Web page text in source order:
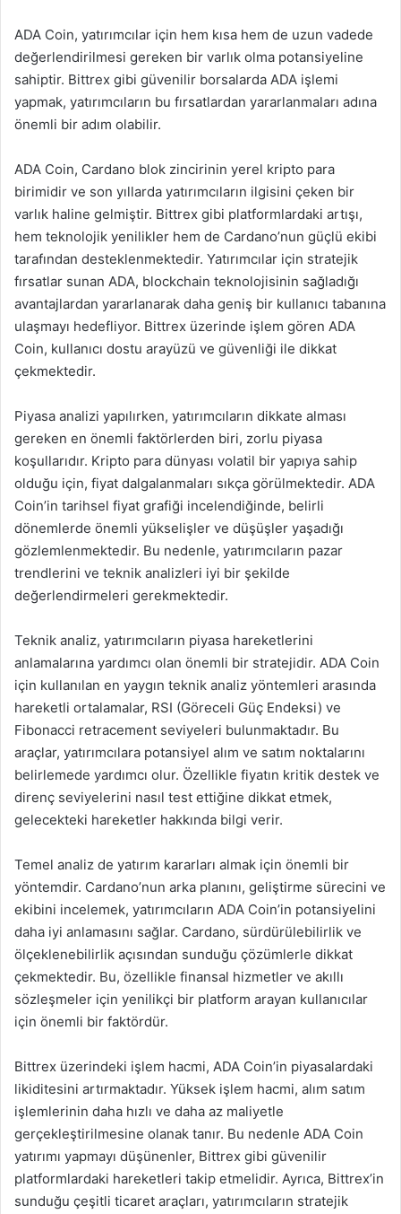
ADA Coin, yatırımcılar için hem kısa hem de uzun vadede
değerlendirilmesi gereken bir varlık olma potansiyeline
sahiptir. Bittrex gibi güvenilir borsalarda ADA işlemi
yapmak, yatırımcıların bu fırsatlardan yararlanmaları adına
önemli bir adım olabilir.
ADA Coin, Cardano blok zincirinin yerel kripto para
birimidir ve son yıllarda yatırımcıların ilgisini çeken bir
varlık haline gelmiştir. Bittrex gibi platformlardaki artışı,
hem teknolojik yenilikler hem de Cardano’nun güçlü ekibi
tarafından desteklenmektedir. Yatırımcılar için stratejik
fırsatlar sunan ADA, blockchain teknolojisinin sağladığı
avantajlardan yararlanarak daha geniş bir kullanıcı tabanına
ulaşmayı hedefliyor. Bittrex üzerinde işlem gören ADA
Coin, kullanıcı dostu arayüzü ve güvenliği ile dikkat
çekmektedir.
Piyasa analizi yapılırken, yatırımcıların dikkate alması
gereken en önemli faktörlerden biri, zorlu piyasa
koşullarıdır. Kripto para dünyası volatil bir yapıya sahip
olduğu için, fiyat dalgalanmaları sıkça görülmektedir. ADA
Coin’in tarihsel fiyat grafiği incelendiğinde, belirli
dönemlerde önemli yükselişler ve düşüşler yaşadığı
gözlemlenmektedir. Bu nedenle, yatırımcıların pazar
trendlerini ve teknik analizleri iyi bir şekilde
değerlendirmeleri gerekmektedir.
Teknik analiz, yatırımcıların piyasa hareketlerini
anlamalarına yardımcı olan önemli bir stratejidir. ADA Coin
için kullanılan en yaygın teknik analiz yöntemleri arasında
hareketli ortalamalar, RSI (Göreceli Güç Endeksi) ve
Fibonacci retracement seviyeleri bulunmaktadır. Bu
araçlar, yatırımcılara potansiyel alım ve satım noktalarını
belirlemede yardımcı olur. Özellikle fiyatın kritik destek ve
direnç seviyelerini nasıl test ettiğine dikkat etmek,
gelecekteki hareketler hakkında bilgi verir.
Temel analiz de yatırım kararları almak için önemli bir
yöntemdir. Cardano’nun arka planını, geliştirme sürecini ve
ekibini incelemek, yatırımcıların ADA Coin’in potansiyelini
daha iyi anlamasını sağlar. Cardano, sürdürülebilirlik ve
ölçeklenebilirlik açısından sunduğu çözümlerle dikkat
çekmektedir. Bu, özellikle finansal hizmetler ve akıllı
sözleşmeler için yenilikçi bir platform arayan kullanıcılar
için önemli bir faktördür.
Bittrex üzerindeki işlem hacmi, ADA Coin’in piyasalardaki
likiditesini artırmaktadır. Yüksek işlem hacmi, alım satım
işlemlerinin daha hızlı ve daha az maliyetle
gerçekleştirilmesine olanak tanır. Bu nedenle ADA Coin
yatırımı yapmayı düşünenler, Bittrex gibi güvenilir
platformlardaki hareketleri takip etmelidir. Ayrıca, Bittrex’in
sunduğu çeşitli ticaret araçları, yatırımcıların stratejik